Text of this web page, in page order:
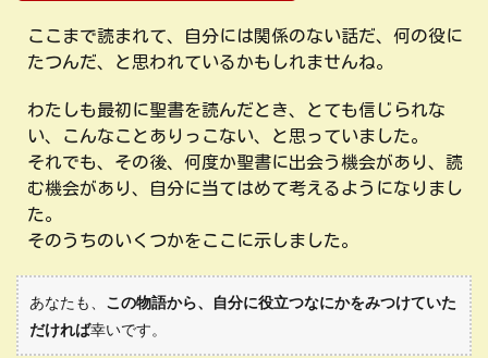
ここまで読まれて、自分には関係のない話だ、何の役に
たつんだ、と思われているかもしれませんね。
わたしも最初に聖書を読んだとき、とても信じられな
い、こんなことありっこない、と思っていました。
それでも、その後、何度か聖書に出会う機会があり、読
む機会があり、自分に当てはめて考えるようになりまし
た。
そのうちのいくつかをここに示しました。
あなたも、 この物語から、自分に役立つなにかをみつけていた
だければ幸いです。